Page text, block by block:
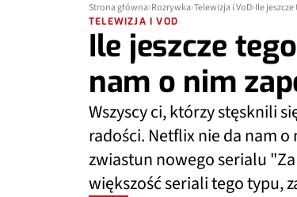
Strona główna Rozrywka Telewizja i VoD Ile
TELEWIZJA I VOD
Ile jeszcze
nam o nim
Wszyscy ci, którzy stęsknili
radości. Netflix nie da nam
zwiastun nowego serialu
większość seriali tego typu,